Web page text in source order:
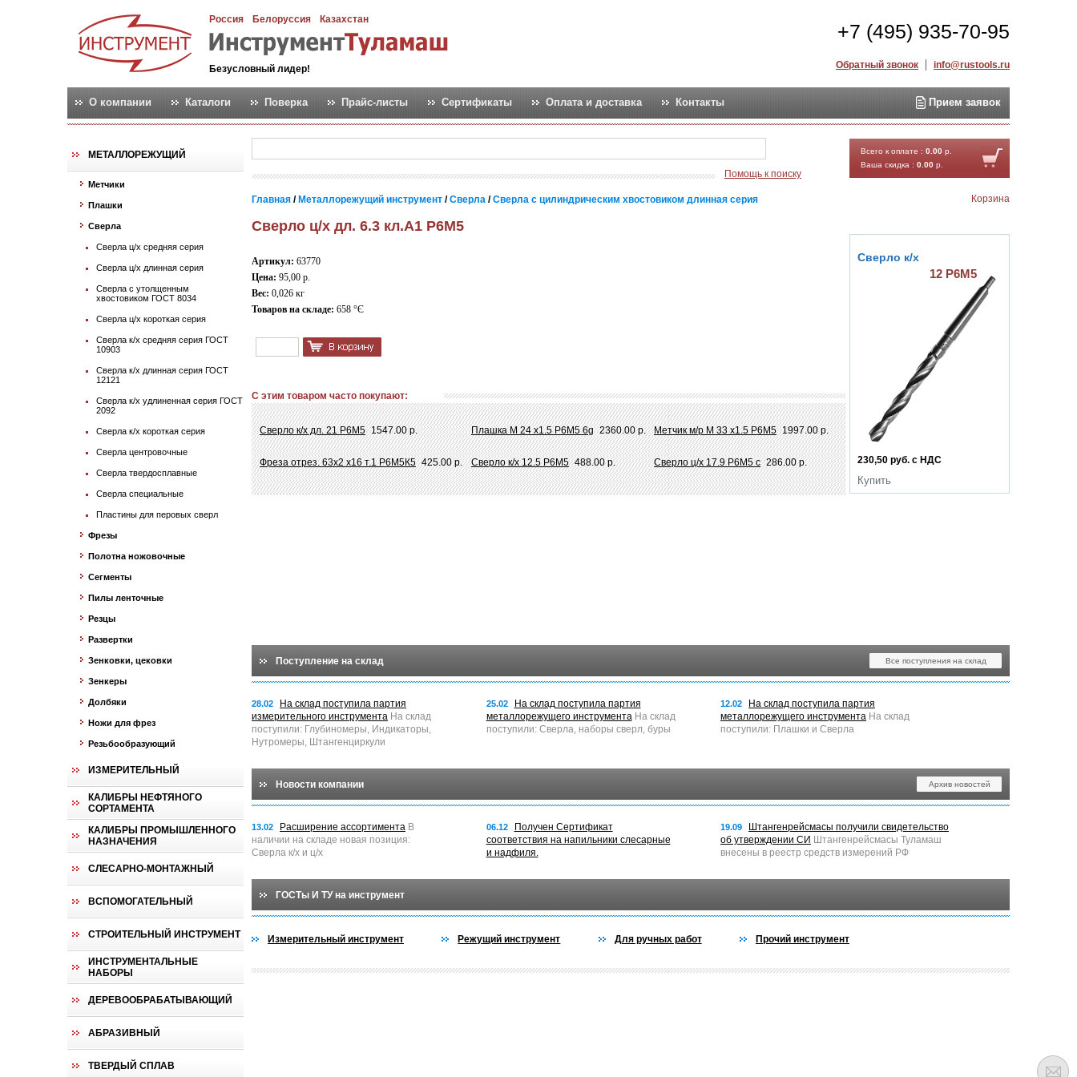
Россия Белоруссия Казахстан
Безусловный лидер!
+7 (495) 935-70-95
Обратный звонок info@rustools.ru
О компании Каталоги Поверка Прайс-листы Сертификаты Оплата и доставка Контакты Прием заявок
МЕТАЛЛОРЕЖУЩИЙ
Метчики
Плашки
Сверла
Сверла ц/х средняя серия
Сверла ц/х длинная серия
Сверла с утолщенным
хвостовиком ГОСТ 8034
Сверла ц/х короткая серия
Сверла к/х средняя серия ГОСТ
10903
Сверла к/х длинная серия ГОСТ
12121
Сверла к/х удлиненная серия ГОСТ
2092
Сверла к/х короткая серия
Сверла центровочные
Сверла твердосплавные
Сверла специальные
Пластины для перовых сверл
Фрезы
Полотна ножовочные
Сегменты
Пилы ленточные
Резцы
Развертки
Зенковки, цековки
Зенкеры
Долбяки
Ножи для фрез
Резьбообразующий
ИЗМЕРИТЕЛЬНЫЙ
КАЛИБРЫ НЕФТЯНОГО
СОРТАМЕНТА
КАЛИБРЫ ПРОМЫШЛЕННОГО
НАЗНАЧЕНИЯ
СЛЕСАРНО-МОНТАЖНЫЙ
ВСПОМОГАТЕЛЬНЫЙ
СТРОИТЕЛЬНЫЙ ИНСТРУМЕНТ
ИНСТРУМЕНТАЛЬНЫЕ
НАБОРЫ
ДЕРЕВООБРАБАТЫВАЮЩИЙ
АБРАЗИВНЫЙ
ТВЕРДЫЙ СПЛАВ
Помощь к поиску
Всего к оплате : 0.00 р.
Ваша скидка : 0.00 р.
Корзина
Главная / Металлорежущий инструмент /Сверла /Сверла с цилиндрическим хвостовиком длинная серия
Сверло ц/х дл. 6.3 кл.А1 Р6М5
Артикул: 63770
Цена: 95,00 р.
Вес: 0,026 кг
Товаров на складе: 658 °Є
С этим товаром часто покупают:
Сверло к/х дл. 21 Р6М5 1547.00 р. Плашка М 24 х1.5 Р6М5 6g 2360.00 р. Метчик м/р М 33 х1.5 Р6М5 1997.00 р.
Фреза отрез. 63х2 х16 т.1 Р6М5К5 425.00 р. Сверло к/х 12.5 Р6М5 488.00 р. Сверло ц/х 17.9 Р6М5 с 286.00 р. 230,50 руб. с НДС
Купить
Сверло к/х
12 Р6М5
Поступление на склад Все поступления на склад
28.02
На склад поступила партия
измерительного инструмента На склад
поступили: Глубиномеры, Индикаторы,
Нутромеры, Штангенциркули
25.02
На склад поступила партия
металлорежущего инструментаНа склад
поступили: Сверла, наборы сверл, буры
12.02
На склад поступила партия
металлорежущего инструмента На склад
поступили: Плашки и Сверла
Новости компании Архив новостей
13.02 Расширение ассортимента В
наличии на складе новая позиция:
Сверла к/х и ц/х
06.12
Получен Сертификат
соответствия на напильники слесарные
и надфиля.
19.09
Штангенрейсмасы получили свидетельство
об утверждении СИ Штангенрейсмасы Туламаш
внесены в реестр средств измерений РФ
ГОСТы И ТУ на инструмент
Измерительный инструмент Режущий инструмент Для ручных работ Прочий инструмент